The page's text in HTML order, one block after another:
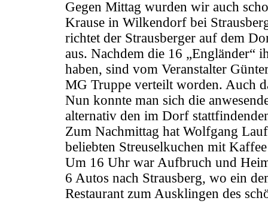
Gegen Mittag wurden wir auch
Krause in Wilkendorf bei
richtet der Strausberger auf dem
aus. Nachdem die 16 „Engländer“
haben, sind vom Veranstalter
MG Truppe verteilt worden. Auch
Nun konnte man sich die
alternativ den im Dorf
Zum Nachmittag hat Wolfgang
beliebten Streuselkuchen mit
Um 16 Uhr war Aufbruch und
6 Autos nach Strausberg, wo ein
Restaurant zum Ausklingen des